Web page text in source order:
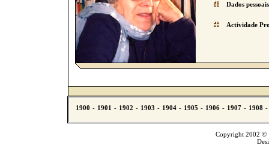
Dados
Actividade
Copyright 2002 ©